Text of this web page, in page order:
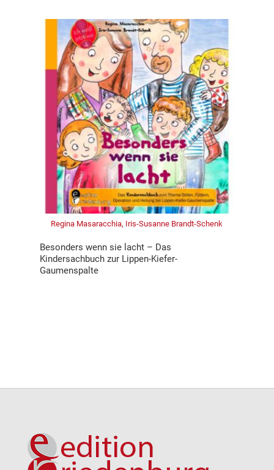
Regina Masaracchia, Iris-Susanne Brandt-Schenk
Besonders wenn sie lacht – Das
Kindersachbuch zur Lippen-Kiefer-
Gaumenspalte